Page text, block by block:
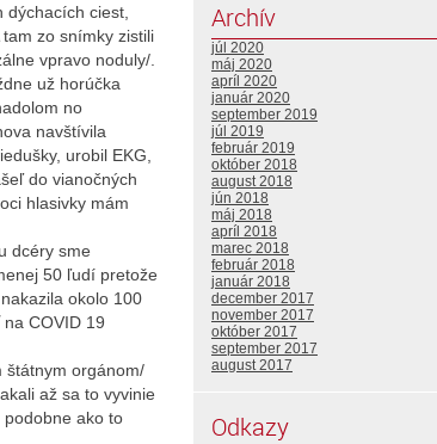
ciest,
zo snímky zistili
vpravo noduly/.
už horúčka
no
navštívila
urobil EKG,
do vianočných
hlasivky mám
dcéry sme
50 ľudí pretože
okolo 100
COVID 19
štátnym orgánom/
až sa to vyvinie
podobne ako to
Archív
júl 2020
máj 2020
apríl 2020
január 2020
september 2019
júl 2019
február 2019
október 2018
august 2018
jún 2018
máj 2018
apríl 2018
marec 2018
február 2018
január 2018
december 2017
november 2017
október 2017
september 2017
august 2017
Odkazy